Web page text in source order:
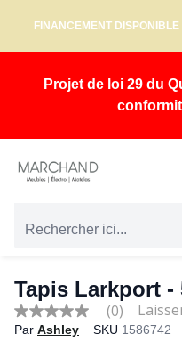
FINANCEMENT DISPONIBLE
Projet de loi 29 du
Tapis Larkport -
No
rating
(0)
Par Ashley SKU 1586742